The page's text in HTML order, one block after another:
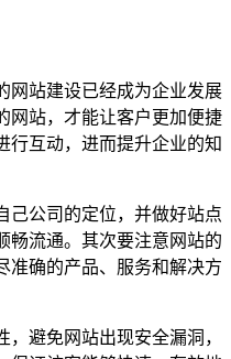
网站建设已经成为企业发展
网站，才能让客户更加便捷
行互动，进而提升企业的知
己公司的定位，并做好站点
畅流通。其次要注意网站的
准确的产品、服务和解决方
避免网站出现安全漏洞，